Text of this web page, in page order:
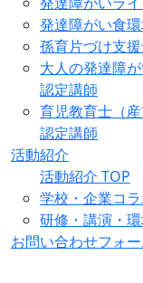
発達障がい食
孫育片づけ支
大人の発達障
認定講師
育児教育士（産
認定講師
活動紹介
活動紹介 TOP
学校・企業コ
研修・講演・
お問い合わせフォ